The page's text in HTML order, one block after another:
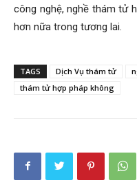
công nghệ, nghề thám tử
hơn nữa trong tương lai.
TAGS Dịch Vụ thám tử
thám tử hợp pháp không